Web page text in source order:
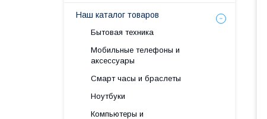
Наш каталог товаров
Бытовая техника
Мобильные телефоны и
аксессуары
Смарт часы и браслеты
Ноутбуки
Компьютеры и